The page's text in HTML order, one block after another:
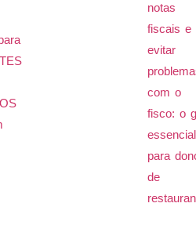
notas
fiscais e
evitar
com o
fisco: o
essencial
para
de